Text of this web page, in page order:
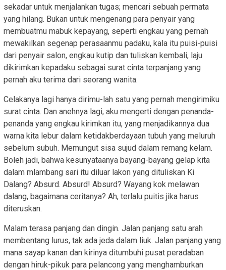
sekadar untuk menjalankan tugas; mencari sebuah permata
yang hilang. Bukan untuk mengenang para penyair yang
membuatmu mabuk kepayang, seperti engkau yang pernah
mewakilkan segenap perasaanmu padaku, kala itu puisi-puisi
dari penyair salon, engkau kutip dan tuliskan kembali, laju
dikirimkan kepadaku sebagai surat cinta terpanjang yang
pernah aku terima dari seorang wanita.
Celakanya lagi hanya dirimu-lah satu yang pernah mengirimiku
surat cinta. Dan anehnya lagi, aku mengerti dengan penanda-
penanda yang engkau kirimkan itu, yang menjadikannya dua
warna kita lebur dalam ketidakberdayaan tubuh yang meluruh
sebelum subuh. Memungut sisa sujud dalam remang kelam.
Boleh jadi, bahwa kesunyataanya bayang-bayang gelap kita
dalam mlambang sari itu diluar lakon yang dituliskan Ki
Dalang? Absurd. Absurd! Absurd? Wayang kok melawan
dalang, bagaimana ceritanya? Ah, terlalu puitis jika harus
diteruskan.
Malam terasa panjang dan dingin. Jalan panjang satu arah
membentang lurus, tak ada jeda dalam liuk. Jalan panjang yang
mana sayap kanan dan kirinya ditumbuhi pusat peradaban
dengan hiruk-pikuk para pelancong yang menghamburkan